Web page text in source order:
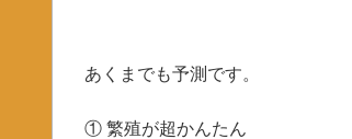
あくまでも予測です。
① 繁殖が超かんたん